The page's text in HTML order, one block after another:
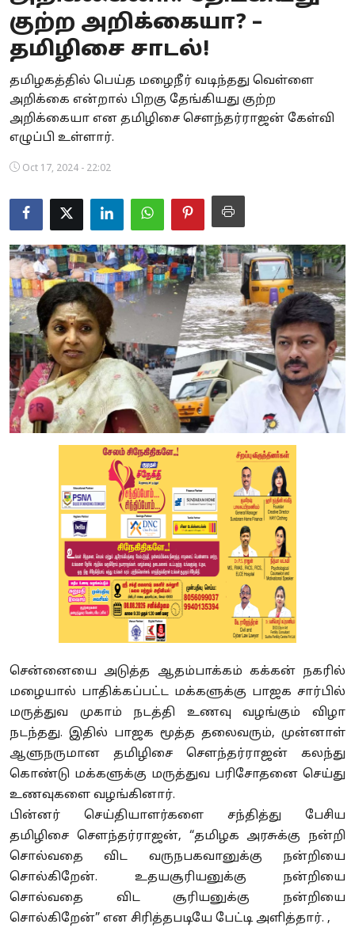
Business
Crime
Tamilnadu
National
World
Astrology
Spirituality
Weather
Politics
குற்ற அறிக்கையா? –
தமிழிசை சாடல்!
தமிழகத்தில் பெய்த மழைநீர் வடிந்தது வெள்ளை
அறிக்கை என்றால் பிறகு தேங்கியது குற்ற
அறிக்கையா என தமிழிசை சௌந்தர்ராஜன் கேள்வி
எழுப்பி உள்ளார்.
Oct 17, 2024 - 22:02
சென்னையை அடுத்த ஆதம்பாக்கம் கக்கன் நகரில்
மழையால் பாதிக்கப்பட்ட மக்களுக்கு பாஜக சார்பில்
மருத்துவ முகாம் நடத்தி உணவு வழங்கும் விழா
நடந்தது. இதில் பாஜக மூத்த தலைவரும், முன்னாள்
ஆளுநருமான தமிழிசை சௌந்தர்ராஜன் கலந்து
கொண்டு மக்களுக்கு மருத்துவ பரிசோதனை செய்து
உணவுகளை வழங்கினார்.
பின்னர் செய்தியாளர்களை சந்தித்து பேசிய
தமிழிசை சௌந்தர்ராஜன், “தமிழக அரசுக்கு நன்றி
சொல்வதை விட வருநபகவானுக்கு நன்றியை
சொல்கிறேன். உதயசூரியனுக்கு நன்றியை
சொல்வதை விட சூரியனுக்கு நன்றியை
சொல்கிறேன்” என சிரித்தபடியே பேட்டி அளித்தார். ,